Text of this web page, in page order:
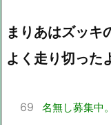
まりあはズッキ
よく走り切った
69 名無し募集中